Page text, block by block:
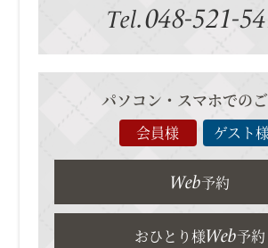
Tel.048-521-
パソコン・スマホでの
会員様 ゲスト
Web予約
おひとり様Web予約